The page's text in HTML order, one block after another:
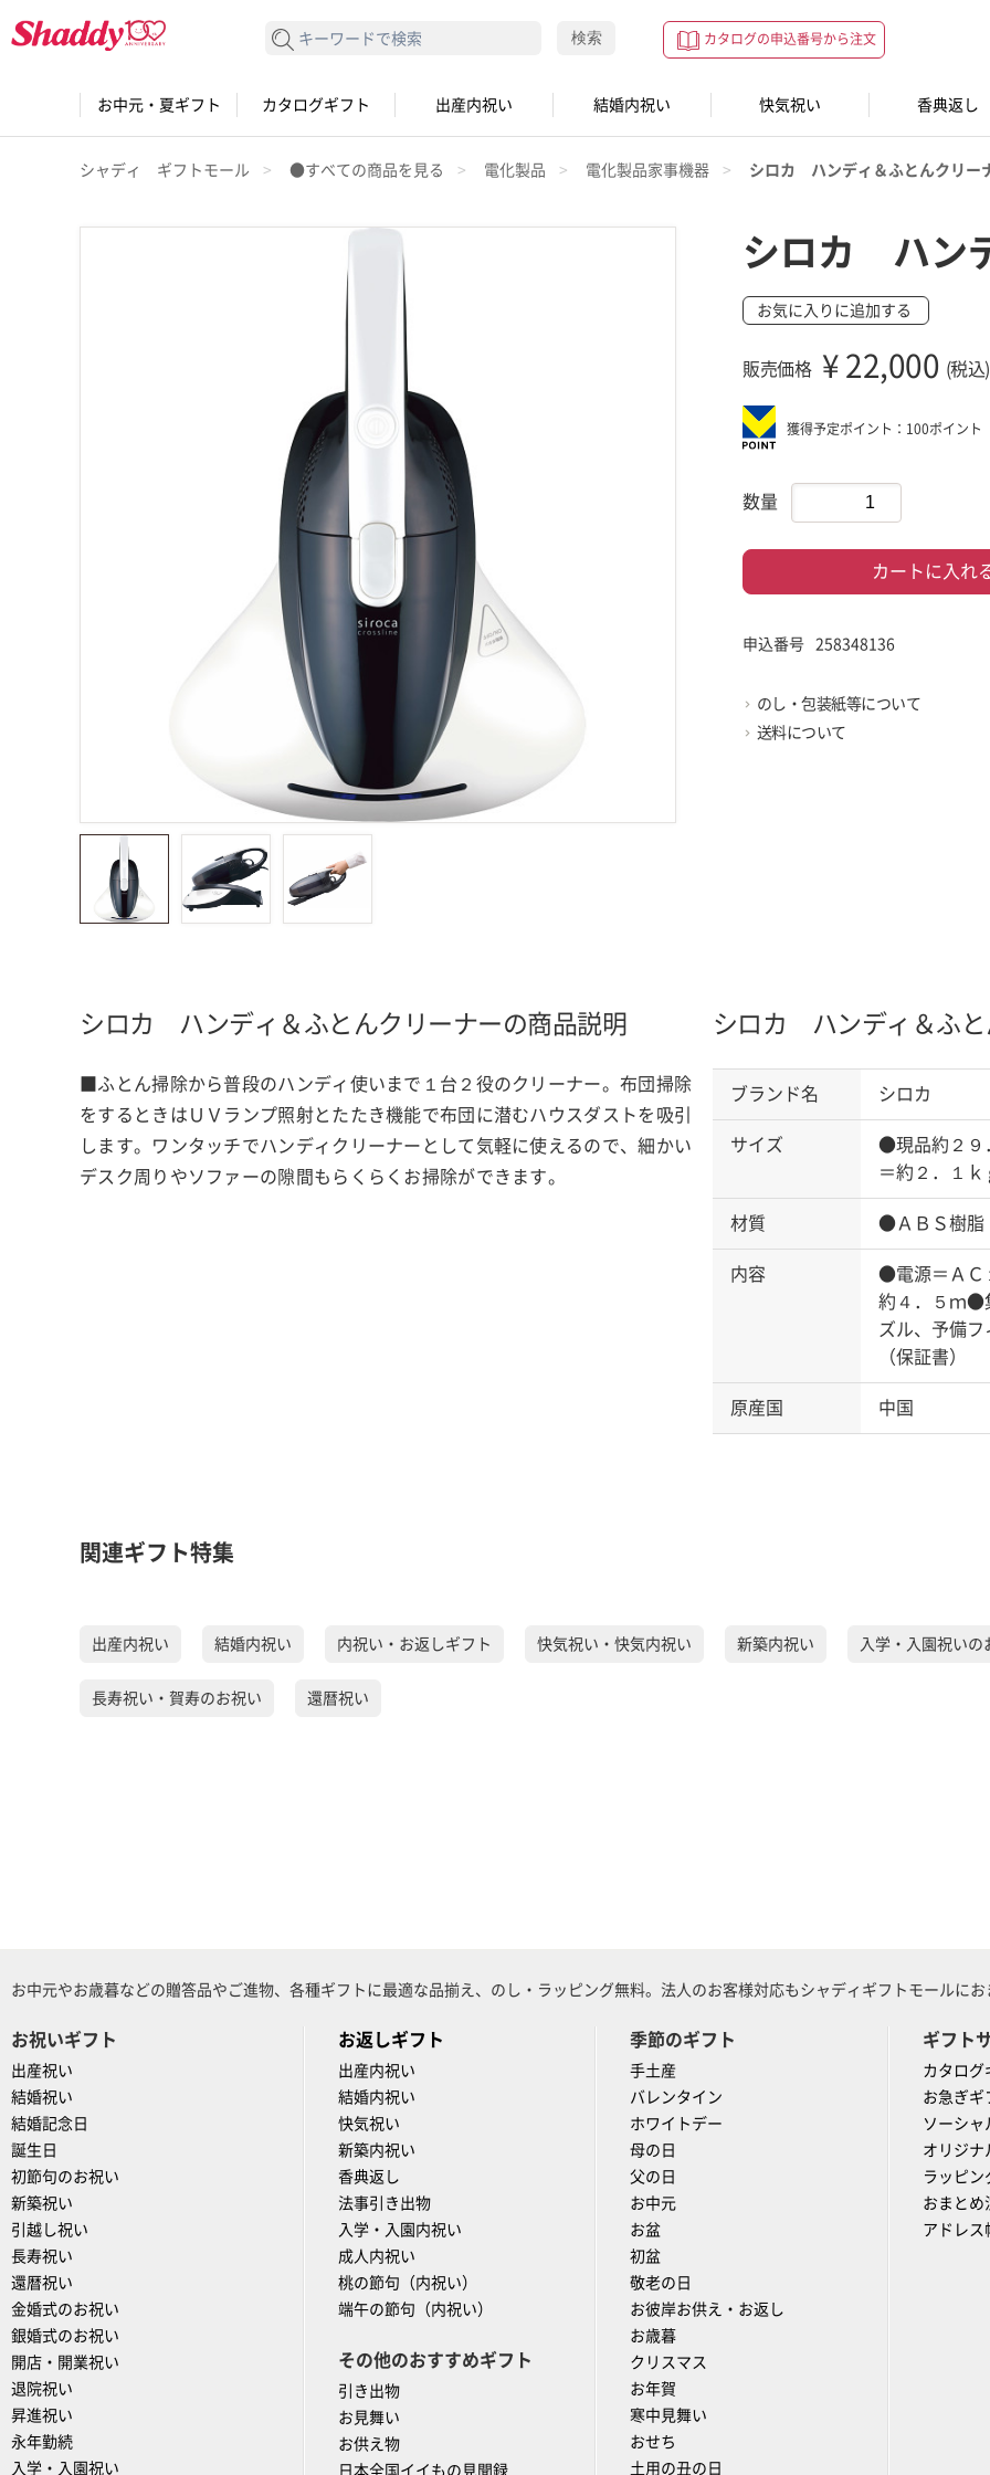
カタログの申込番号から注文
検索する 検索
お中元・夏ギフト カタログギフト 出産内祝い 結婚内祝い 快気祝い 香典返し
シャディ ギフトモール ●すべての商品を見る 電化製品 電化製品家事機器 シロカ ハンディ＆ふとんクリー
シロカ ハン
お気に入りに追加する
販売価格 ¥ 22,000 (税込)
獲得予定ポイント：100ポイント
数量
カートに入れ
申込番号 258348136
のし・包装紙等について
送料について
シロカ ハンディ＆ふとんクリーナーの商品説明
■ふとん掃除から普段のハンディ使いまで１台２役のクリーナー。布団掃除
をするときはＵＶランプ照射とたたき機能で布団に潜むハウスダストを吸引
します。ワンタッチでハンディクリーナーとして気軽に使えるので、細かい
デスク周りやソファーの隙間もらくらくお掃除ができます。
シロカ ハンディ＆ふと
ブランド名 シロカ
サイズ
●現品約２９
＝約２．１ｋ
材質 ●ＡＢＳ樹脂
内容
●電源＝ＡＣ
約４．５ｍ●
ズル、予備
（保証書）
原産国 中国
関連ギフト特集
出産内祝い 結婚内祝い 内祝い・お返しギフト 快気祝い・快気内祝い 新築内祝い 入学・入園祝いの
長寿祝い・賀寿のお祝い 還暦祝い
お中元やお歳暮などの贈答品やご進物、各種ギフトに最適な品揃え、のし・ラッピング無料。法人のお客様対応もシャディギフトモールに
お祝いギフト
出産祝い
結婚祝い
結婚記念日
誕生日
初節句のお祝い
新築祝い
引越し祝い
長寿祝い
還暦祝い
金婚式のお祝い
銀婚式のお祝い
開店・開業祝い
退院祝い
昇進祝い
永年勤続
入学・入園祝い
お返しギフト
出産内祝い
結婚内祝い
快気祝い
新築内祝い
香典返し
法事引き出物
入学・入園内祝い
成人内祝い
桃の節句（内祝い）
端午の節句（内祝い）
その他のおすすめギフト
引き出物
お見舞い
お供え物
日本全国イイもの見聞録
季節のギフト
手土産
バレンタイン
ホワイトデー
母の日
父の日
お中元
お盆
初盆
敬老の日
お彼岸お供え・お返し
お歳暮
クリスマス
お年賀
寒中見舞い
おせち
土用の丑の日
ギフト
カタログ
お急ぎギ
ソーシャ
オリジナ
ラッピン
おまとめ
アドレス